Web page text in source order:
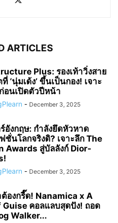
ARTICLES
Plus: รองเท้าวิ่งสาย
‘นุ่มเด้ง’ ขึ้นเป็นกอง! เจาะ
อนเปิดตัวปีหน้า
- December 3, 2025
อังกฤษ: กำลังยึดหัวหาด
ชั่นโลกจริงดิ? เจาะลึก The
Awards สู่บัลลังก์ Dior-
- December 3, 2025
องกรี๊ด! Nanamica x A
Guise คอลแลบสุดปัง! ถอด
Walker...